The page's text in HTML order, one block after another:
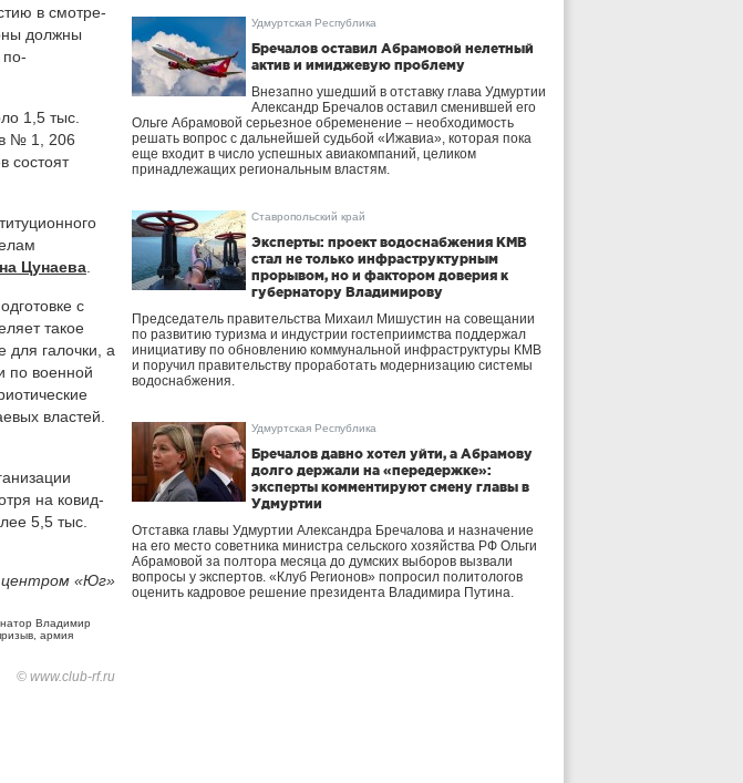
в смотре-
должны
по-
1,5 тыс.
№ 1, 206
состоят
Цунаева
с
такое
для галочки, а
по военной
властей.
на ковид-
5,5 тыс.
центром «Юг»
Владимир
армия
© www.club-rf.ru
Удмуртская Республика
Бречалов оставил Абрамовой нелетный
актив и имиджевую проблему
Внезапно ушедший в отставку глава Удмуртии
Александр Бречалов оставил сменившей его
Ольге Абрамовой серьезное обременение – необходимость
решать вопрос с дальнейшей судьбой «Ижавиа», которая пока
еще входит в число успешных авиакомпаний, целиком
принадлежащих региональным властям.
Ставропольский край
Эксперты: проект водоснабжения КМВ
стал не только инфраструктурным
прорывом, но и фактором доверия к
губернатору Владимирову
Председатель правительства Михаил Мишустин на совещании
по развитию туризма и индустрии гостеприимства поддержал
инициативу по обновлению коммунальной инфраструктуры КМВ
и поручил правительству проработать модернизацию системы
водоснабжения.
Удмуртская Республика
Бречалов давно хотел уйти, а Абрамову
долго держали на «передержке»:
эксперты комментируют смену главы в
Удмуртии
Отставка главы Удмуртии Александра Бречалова и назначение
на его место советника министра сельского хозяйства РФ Ольги
Абрамовой за полтора месяца до думских выборов вызвали
вопросы у экспертов. «Клуб Регионов» попросил политологов
оценить кадровое решение президента Владимира Путина.